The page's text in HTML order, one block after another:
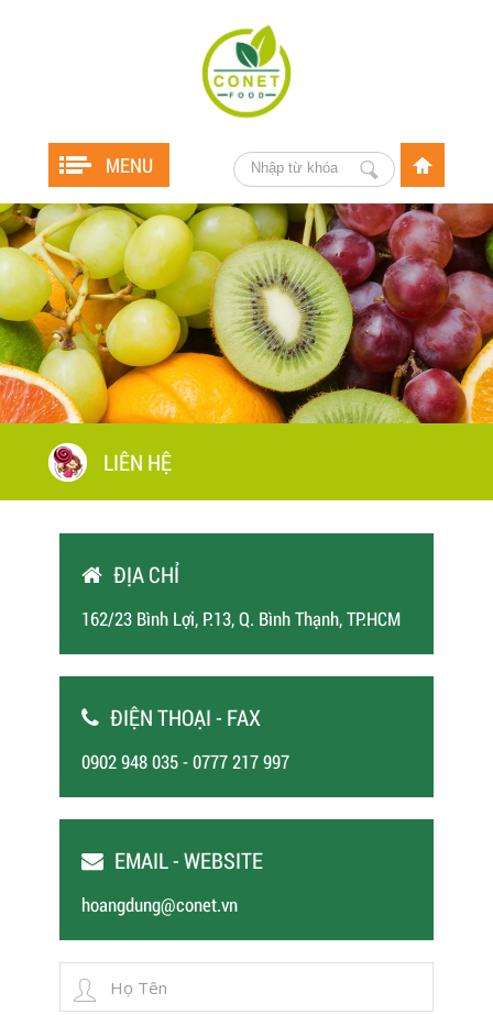
MENU
LIÊN HỆ
ĐỊA CHỈ
162/23 Bình Lợi, P.13, Q. Bình Thạnh, TP.HCM
ĐIỆN THOẠI - FAX
0902 948 035 - 0777 217 997
EMAIL - WEBSITE
hoangdung@conet.vn